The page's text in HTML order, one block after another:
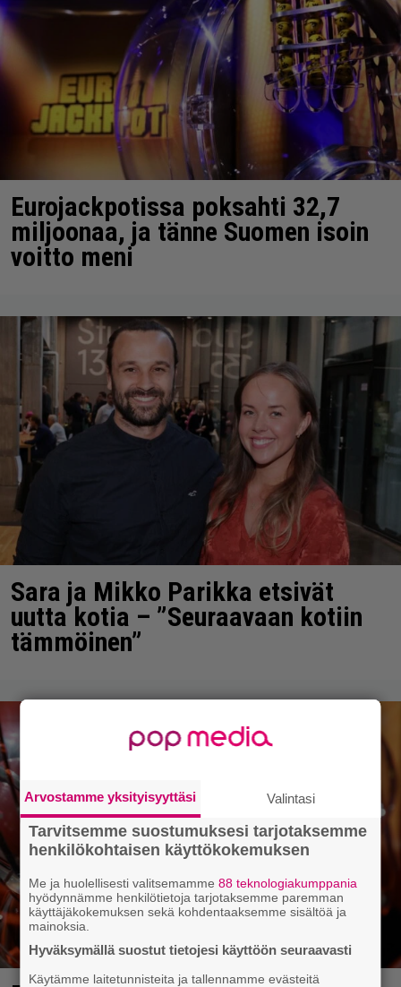
Eurojackpotissa poksahti 32,7
miljoonaa, ja tänne Suomen isoin
voitto meni
Sara ja Mikko Parikka etsivät
uutta kotia – ”Seuraavaan kotiin
tämmöinen”
Arvostamme yksityisyyttäsi Valintasi
Tarvitsemme suostumuksesi tarjotaksemme
henkilökohtaisen käyttökokemuksen
Me ja huolellisesti valitsemamme88 teknologiakumppania
hyödynnämme henkilötietoja tarjotaksemme paremman
käyttäjäkokemuksen sekä kohdentaaksemme sisältöä ja
mainoksia.
Hyväksymällä suostut tietojesi käyttöön seuraavasti
Käytämme laitetunnisteita ja tallennamme evästeitä